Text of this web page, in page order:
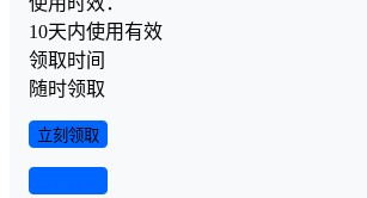
10天内使用有效
领取时间
随时领取
立刻领取